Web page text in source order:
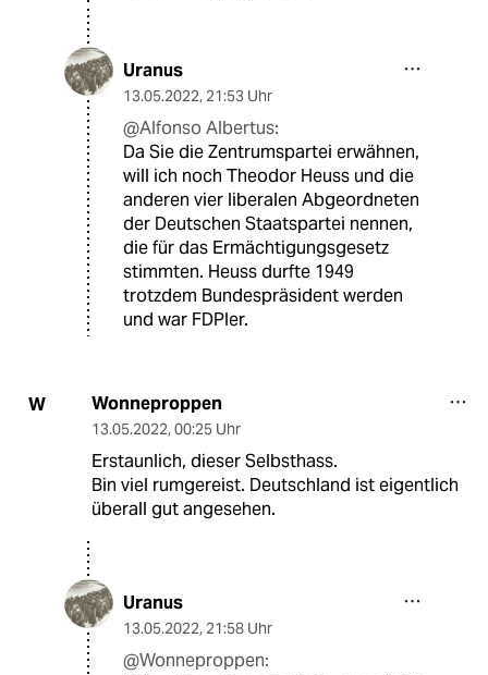
Uranus
13.05.2022, 21:53 Uhr
@Alfonso Albertus:
Da Sie die Zentrumspartei erwähnen,
will ich noch Theodor Heuss und die
anderen vier liberalen Abgeordneten
der Deutschen Staatspartei nennen,
die für das Ermächtigungsgesetz
stimmten. Heuss durfte 1949
trotzdem Bundespräsident werden
und war FDPler.
W Wonneproppen
13.05.2022, 00:25 Uhr
Erstaunlich, dieser Selbsthass.
Bin viel rumgereist. Deutschland ist eigentlich
überall gut angesehen.
Uranus
13.05.2022, 21:58 Uhr
@Wonneproppen: